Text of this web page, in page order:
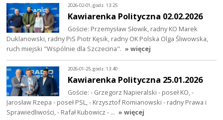
2026-02-01, godz. 13:25
Kawiarenka Polityczna 02.02.2026
Goście: Przemysław Słowik, radny KO Marek
Duklanowski, radny PiS Piotr Kęsik, radny OK Polska Olga Śliwowska,
ruch miejski "Wspólnie dla Szczecina". » więcej
2026-01-25, godz. 13:40
Kawiarenka Polityczna 25.01.2026
Goście: - Grzegorz Napieralski - poseł KO, -
Jarosław Rzepa - poseł PSL, - Krzysztof Romianowski - radny Prawa i
Sprawiedliwości, - Rafał Kubowicz - … » więcej